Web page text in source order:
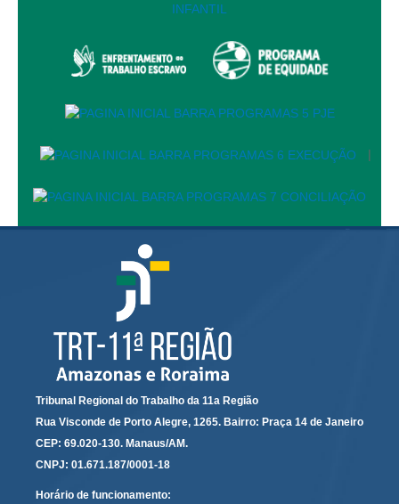
Governança de TI
Governança das Contratações Obras
Laboratório de Inovação
Assessoria de Governança de Gestão de Pessoas
Sites Institucionais
Educação a distância
Responsabilidade Socioambiental
Comissão Permanente de Acessibilidade e Inclusão
Escola Judicial
Programa Trabalho Seguro
Coordenadoria de Saúde
|
Tribunal Regional do Trabalho da 11a Região
Rua Visconde de Porto Alegre, 1265. Bairro: Praça 14 de Janeiro
CEP: 69.020-130. Manaus/AM.
CNPJ: 01.671.187/0001-18
Horário de funcionamento: